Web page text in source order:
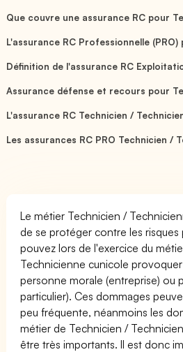
Que couvre une assurance RC pour
L'assurance RC Professionnelle
Définition de l'assurance RC
Assurance défense et recours pour
L'assurance RC Technicien /
Les assurances RC PRO Technicien /
Le métier Technicien /
de se protéger contre les risques
pouvez lors de l'exercice du
Technicienne cunicole
personne morale (entreprise) ou
particulier). Ces dommages
peu fréquente, néanmoins les
métier de Technicien /
être très importants. Il est donc